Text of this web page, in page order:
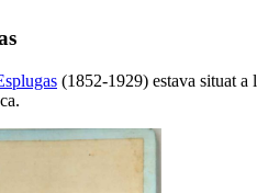
(1852-1929) estava situat a